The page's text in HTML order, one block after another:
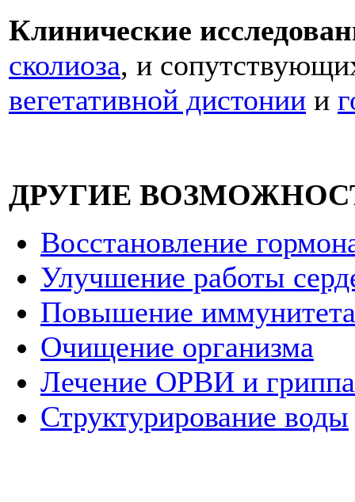
Клинические
сколиоза, и
вегетативной дистонии и
ДРУГИЕ
Восстановление
Улучшение работы
Повышение иммунитета
Очищение организма
Лечение ОРВИ и
Структурирование воды